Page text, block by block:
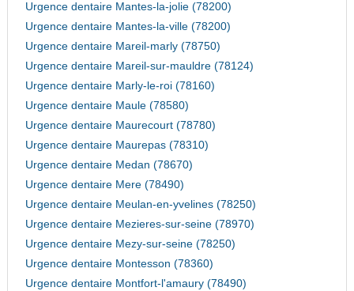
Urgence dentaire Mantes-la-jolie (78200)
Urgence dentaire Mantes-la-ville (78200)
Urgence dentaire Mareil-marly (78750)
Urgence dentaire Mareil-sur-mauldre (78124)
Urgence dentaire Marly-le-roi (78160)
Urgence dentaire Maule (78580)
Urgence dentaire Maurecourt (78780)
Urgence dentaire Maurepas (78310)
Urgence dentaire Medan (78670)
Urgence dentaire Mere (78490)
Urgence dentaire Meulan-en-yvelines (78250)
Urgence dentaire Mezieres-sur-seine (78970)
Urgence dentaire Mezy-sur-seine (78250)
Urgence dentaire Montesson (78360)
Urgence dentaire Montfort-l'amaury (78490)